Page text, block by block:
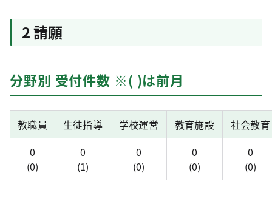
2 請願
分野別 受付件数 ※( )は前月
教職員 生徒指導 学校運営 教育施設
社会教育
0
(0)
0
(1)
0
(0)
0
(0)
0
(0)